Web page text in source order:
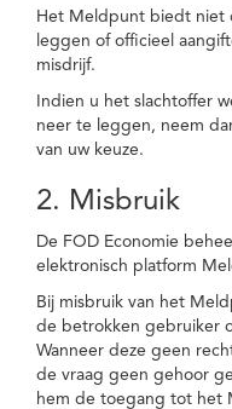
Het Meldpunt biedt niet
leggen of officieel
misdrijf.
Indien u het slachtoffer
neer te leggen, neem
van uw keuze.
2. Misbruik
De FOD Economie
elektronisch platform
Bij misbruik van het
de betrokken gebruiker
Wanneer deze geen
de vraag geen gehoor
hem de toegang tot het